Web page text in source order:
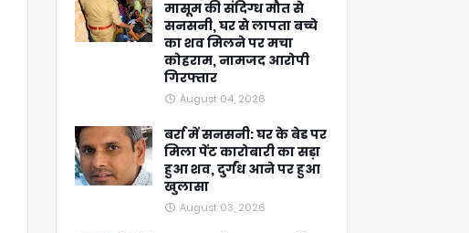
मासूम की संदिग्ध मौत से
सनसनी, घर से लापता बच्चे
का शव मिलने पर मचा
कोहराम, नामजद आरोपी
गिरफ्तार
August 04, 2026
बर्रा में सनसनी: घर के बेड पर
मिला पेंट कारोबारी का सड़ा
हुआ शव, दुर्गंध आने पर हुआ
खुलासा
August 03, 2026